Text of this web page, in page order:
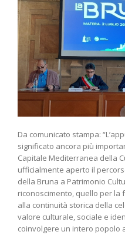
Da comunicato stampa:
significato ancora più
Capitale Mediterranea della
ufficialmente aperto il
della Bruna a Patrimonio
riconoscimento, quello per la
alla continuità storica della
valore culturale, sociale e
coinvolgere un intero popolo